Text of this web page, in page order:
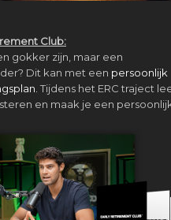
Club:
gokker zijn, maar een
Dit kan met een persoonlijk
Tijdens het ERC traject
en maak je een